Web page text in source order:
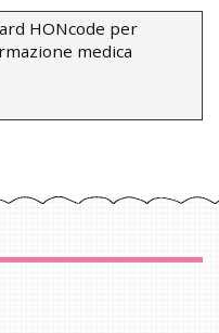
HONcode per
medica